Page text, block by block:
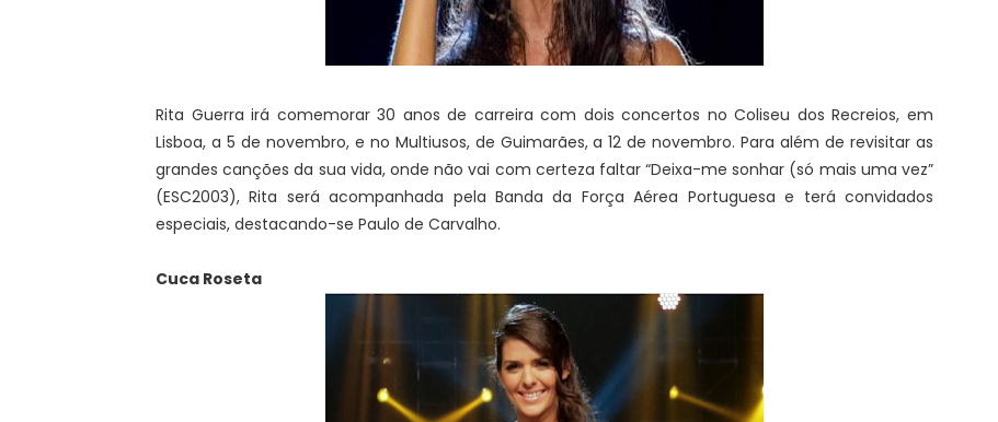
Rita Guerra irá comemorar 30 anos de carreira com dois concertos no Coliseu dos Recreios, em
Lisboa, a 5 de novembro, e no Multiusos, de Guimarães, a 12 de novembro. Para além de revisitar as
grandes canções da sua vida, onde não vai com certeza faltar “Deixa-me sonhar (só mais uma vez”
(ESC2003), Rita será acompanhada pela Banda da Força Aérea Portuguesa e terá convidados
especiais, destacando-se Paulo de Carvalho.
Cuca Roseta